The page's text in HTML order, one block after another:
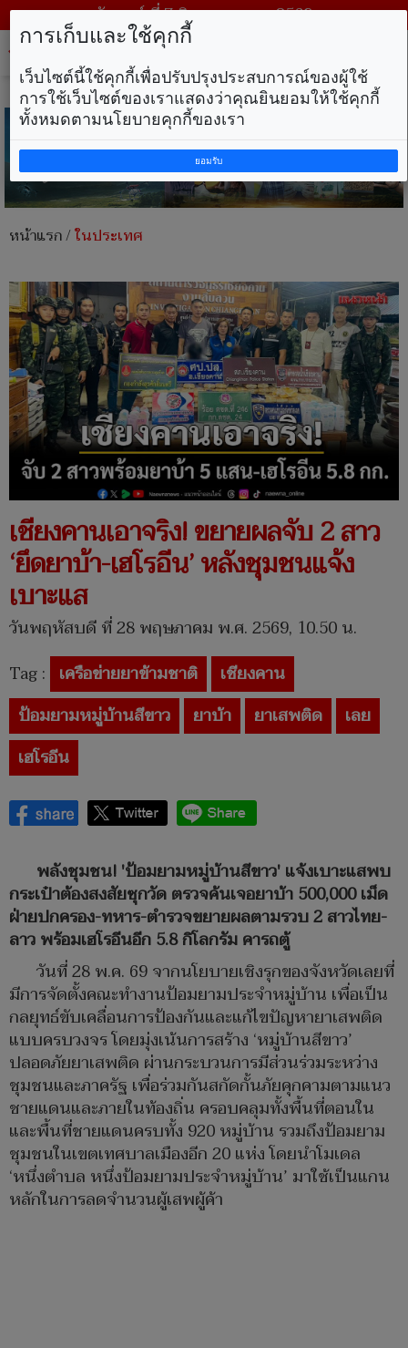
วันศุกร์ ที่ 7 สิงหาคม พ.ศ. 2569
หน้าแรก/ในประเทศ
เชียงคานเอาจริง! ขยายผลจับ 2 สาว
‘ยึดยาบ้า-เฮโรอีน’ หลังชุมชนแจ้ง
เบาะแส
วันพฤหัสบดี ที่ 28 พฤษภาคม พ.ศ. 2569, 10.50 น.
Tag : เครือข่ายยาข้ามชาติ
เชียงคาน
ป้อมยามหมู่บ้านสีขาว
ยาบ้า ยาเสพติด
เลย
เฮโรอีน
พลังชุมชน! 'ป้อมยามหมู่บ้านสีขาว' แจ้งเบาะแสพบ
กระเป๋าต้องสงสัยซุกวัด ตรวจค้นเจอยาบ้า 500,000 เม็ด
ฝ่ายปกครอง-ทหาร-ตำรวจขยายผลตามรวบ 2 สาวไทย-
ลาว พร้อมเฮโรอีนอีก 5.8 กิโลกรัม คารถตู้
วันที่ 28 พ.ค. 69 จากนโยบายเชิงรุกของจังหวัดเลยที่
มีการจัดตั้งคณะทำงานป้อมยามประจำหมู่บ้าน เพื่อเป็น
กลยุทธ์ขับเคลื่อนการป้องกันและแก้ไขปัญหายาเสพติด
แบบครบวงจร โดยมุ่งเน้นการสร้าง ‘หมู่บ้านสีขาว’
ปลอดภัยยาเสพติด ผ่านกระบวนการมีส่วนร่วมระหว่าง
ชุมชนและภาครัฐ เพื่อร่วมกันสกัดกั้นภัยคุกคามตามแนว
ชายแดนและภายในท้องถิ่น ครอบคลุมทั้งพื้นที่ตอนใน
และพื้นที่ชายแดนครบทั้ง 920 หมู่บ้าน รวมถึงป้อมยาม
ชุมชนในเขตเทศบาลเมืองอีก 20 แห่ง โดยนำโมเดล
‘หนึ่งตำบล หนึ่งป้อมยามประจำหมู่บ้าน’ มาใช้เป็นแกน
หลักในการลดจำนวนผู้เสพผู้ค้า
การเก็บและใช้คุกกี้
เว็บไซต์นี้ใช้คุกกี้เพื่อปรับปรุงประสบการณ์ของผู้ใช้
การใช้เว็บไซต์ของเราแสดงว่าคุณยินยอมให้ใช้คุกกี้
ทั้งหมดตามนโยบายคุกกี้ของเรา
ยอมรับ